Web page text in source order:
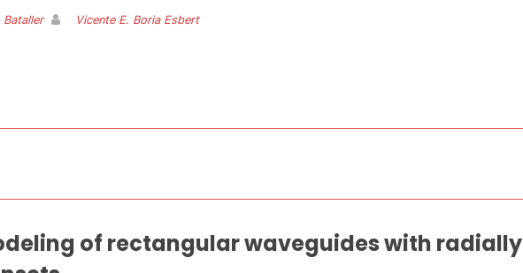
Bataller Vicente E. Boria Esbert
of rectangular waveguides with radially